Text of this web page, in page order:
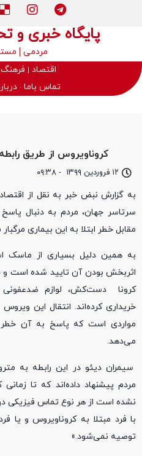
پایگاه خبری و
مردمی
اقتصاد
فرهنگ
تماس باما
۱۲ فروردین ۱۳۹۹ - ۰۹:۳۸
کروناویروس از طریق
به گزارش نبض خبر به نقل از
سرتاسر جهان، مردم به دنبال
مقابل خطر ابتلا به این بیماری
به همین دلیل بسیاری از ماسک
اثربخش بودن آن تایید شده است و
کرونا دست‌کش، لوازم
خریداری کرده‌اند. انتقال این
مواردی است که پاسخ به آن خطر
می‌دهد.
سیمران دیئو در این رابطه به
مردم پیشنهاد داده‌اند که تا
نشده است از هر نوع تماس فیزیکی
با فرد مبتلا به کروناویروس و
توصیه نمی‌شود.»